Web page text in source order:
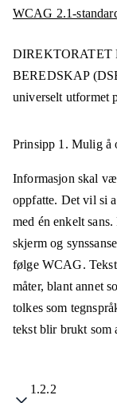
WCAG 2.1-
DIREKTORATET
BEREDSKAP
universelt utformet
Prinsipp 1. Mulig å
Informasjon skal
oppfatte. Det vil si
med én enkelt
skjerm og
følge WCAG.
måter, blant annet
tolkes som
tekst blir brukt
1.2.2